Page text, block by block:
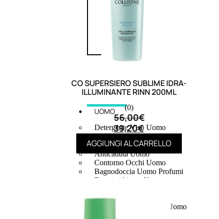
UOMO
Detergente Viso Uomo
Antieta Uomo
Anticaduta Uomo
Contorno Occhi Uomo
Bagnodoccia Uomo Profumi
Docciaschiuma Uomo
Deodoranti Uomo
Confezioni Trattamenti Uomo
CO SUPERSIERO SUBLIME IDRA-
ILLUMINANTE RINN 200ML
(0)
56,00€
39,20€
AGGIUNGI AL CARRELLO